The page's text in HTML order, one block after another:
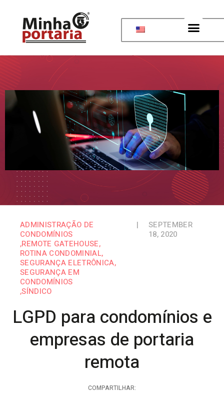
ADMINISTRAÇÃO DE
CONDOMÍNIOS
,REMOTE GATEHOUSE,
ROTINA CONDOMINIAL,
SEGURANÇA ELETRÔNICA,
SEGURANÇA EM
CONDOMÍNIOS
,SÍNDICO
|
SEPTEMBER
18, 2020
LGPD para condomínios e
empresas de portaria
remota
COMPARTILHAR: